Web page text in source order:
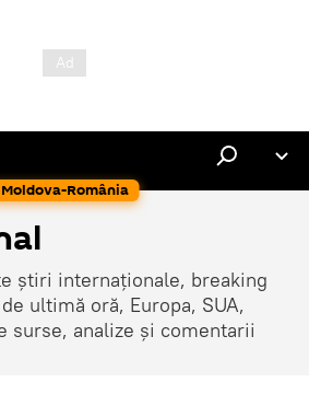
Moldova-România
știri internaționale, breaking
ultimă oră, Europa, SUA,
surse, analize și comentarii